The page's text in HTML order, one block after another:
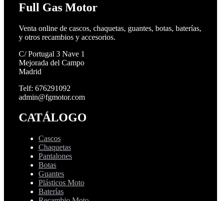
Full Gas Motor
Venta online de cascos, chaquetas, guantes, botas, baterías,
y otros recambios y accesorios.
C/ Portugal 3 Nave 1
Mejorada del Campo
Madrid
Telf: 676291092
admin@fgmotor.com
CATÁLOGO
Cascos
Chaquetas
Pantalones
Botas
Guantes
Plásticos Moto
Baterías